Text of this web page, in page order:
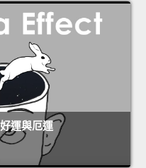
運與厄運